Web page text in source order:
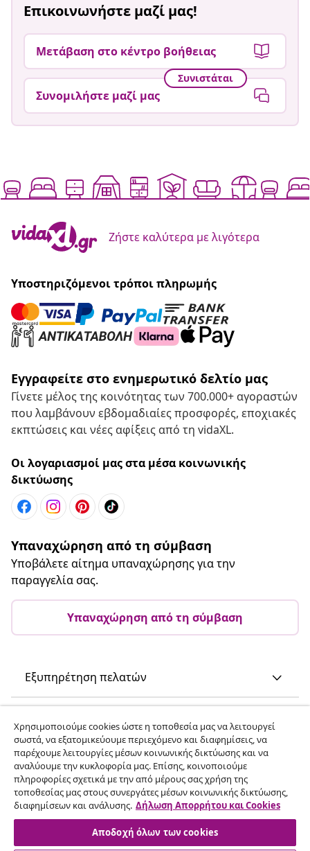
Επικοινωνήστε μαζί μας!
Μετάβαση στο κέντρο βοήθειας
Συνιστάται
Συνομιλήστε μαζί μας
Ζήστε καλύτερα με λιγότερα
Υποστηριζόμενοι τρόποι πληρωμής
Εγγραφείτε στο ενημερωτικό δελτίο μας
Γίνετε μέλος της κοινότητας των 700.000+ αγοραστών
που λαμβάνουν εβδομαδιαίες προσφορές, εποχιακές
εκπτώσεις και νέες αφίξεις από τη vidaXL.
Οι λογαριασμοί μας στα μέσα κοινωνικής
δικτύωσης
Υπαναχώρηση από τη σύμβαση
Υποβάλετε αίτημα υπαναχώρησης για την
παραγγελία σας.
Υπαναχώρηση από τη σύμβαση
Εξυπηρέτηση πελατών
vidaXL
Ανακαλύψτε περισσότερα
Χρησιμοποιούμε cookies ώστε η τοποθεσία μας να λειτουργεί
σωστά, να εξατομικεύουμε περιεχόμενο και διαφημίσεις, να
παρέχουμε λειτουργίες μέσων κοινωνικής δικτύωσης και να
αναλύουμε την κυκλοφορία μας. Επίσης, κοινοποιούμε
πληροφορίες σχετικά με την από μέρους σας χρήση της
τοποθεσίας μας στους συνεργάτες μέσων κοινωνικής δικτύωσης,
διαφημίσεων και ανάλυσης. Δήλωση Απορρήτου και Cookies
Αποδοχή όλων των cookies